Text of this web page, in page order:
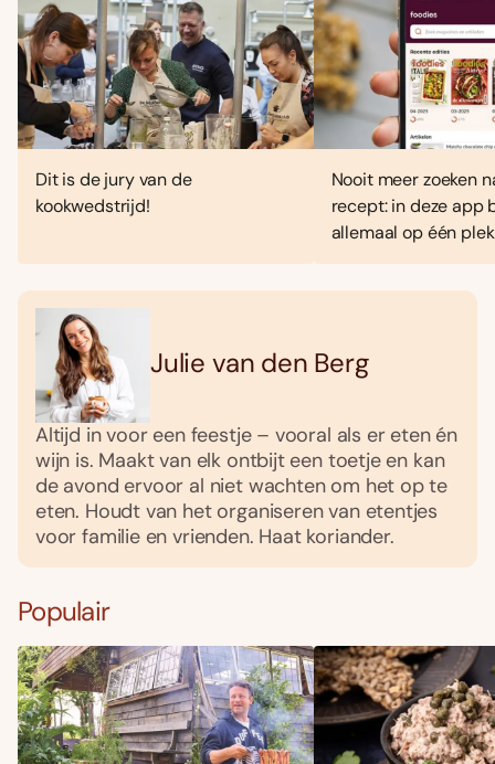
Dit is de jury van de
kookwedstrijd!
Nooit meer zoeken
recept: in deze app
allemaal op één plek
Julie van den Berg
Altijd in voor een feestje – vooral als er eten én
wijn is. Maakt van elk ontbijt een toetje en kan
de avond ervoor al niet wachten om het op te
eten. Houdt van het organiseren van etentjes
voor familie en vrienden. Haat koriander.
Populair